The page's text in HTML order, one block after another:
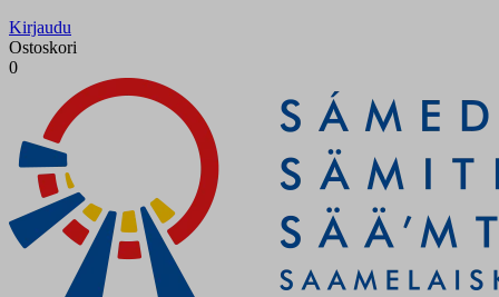
Kirjaudu
Ostoskori
0